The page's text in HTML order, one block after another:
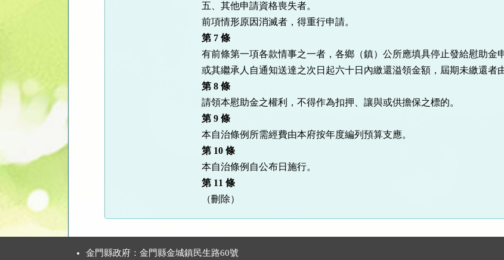
五、其他申請資格喪失者。
前項情形原因消滅者，得重行申請。
第 7條
有前條第一項各款情事之一者，各鄉（鎮）公所應填具停止發給慰助金
或其繼承人自通知送達之次日起六十日內繳還溢領金額，屆期未繳還者
第 8條
請領本慰助金之權利，不得作為扣押、讓與或供擔保之標的。
第 9條
本自治條例所需經費由本府按年度編列預算支應。
第 10條
本自治條例自公布日施行。
第 11條
（刪除）
金門縣政府：金門縣金城鎮民生路60號